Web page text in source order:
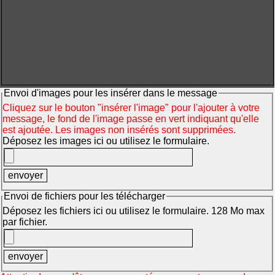
Envoi d'images pour les insérer dans le message
Cliquez sur le bouton "insérer l'image" pour l'ajouter à votre
message, le fond de l'image passe en vert indiquant qu'elle
est ajoutée. Les images non insérés sont supprimées.
Déposez les images ici ou utilisez le formulaire.
Envoi de fichiers pour les télécharger
Déposez les fichiers ici ou utilisez le formulaire. 128 Mo max
par fichier.